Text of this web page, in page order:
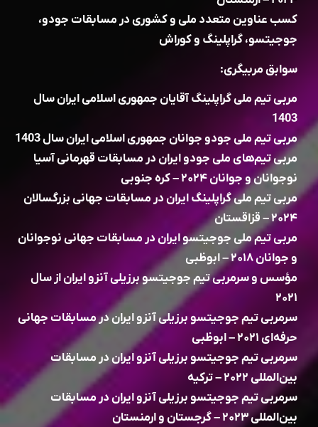
کسب عناوین متعدد ملی و کشوری در مسابقات جودو،
جوجیتسو، گراپلینگ و کوراش
سوابق مربیگری:
مربی تیم ملی گراپلینگ آقایان جمهوری اسلامی ایران سال
1403
مربی تیم ملی جودو جوانان جمهوری اسلامی ایران سال 1403
مربی تیم‌های ملی جودو ایران در مسابقات قهرمانی آسیا
نوجوانان و جوانان ۲۰۲۴ – کره جنوبی
مربی تیم ملی گراپلینگ ایران در مسابقات جهانی بزرگسالان
۲۰۲۴ – قزاقستان
مربی تیم ملی جوجیتسو ایران در مسابقات جهانی نوجوانان
و جوانان ۲۰۱۸ – ابوظبی
مؤسس و سرمربی تیم جوجیتسو برزیلی آنزو ایران از سال
۲۰۲۱
سرمربی تیم جوجیتسو برزیلی آنزو ایران در مسابقات جهانی
حرفه‌ای ۲۰۲۱ – ابوظبی
سرمربی تیم جوجیتسو برزیلی آنزو ایران در مسابقات
بین‌المللی ۲۰۲۲ – ترکیه
سرمربی تیم جوجیتسو برزیلی آنزو ایران در مسابقات
بین‌المللی ۲۰۲۳ – گرجستان و ارمنستان